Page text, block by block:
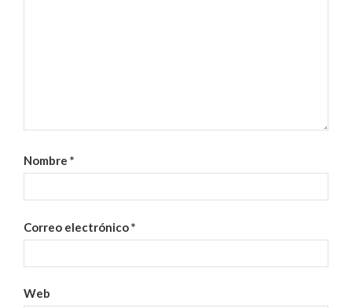
Nombre *
Correo electrónico*
Web